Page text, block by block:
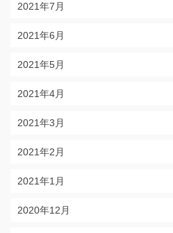
2021年7月
2021年6月
2021年5月
2021年4月
2021年3月
2021年2月
2021年1月
2020年12月